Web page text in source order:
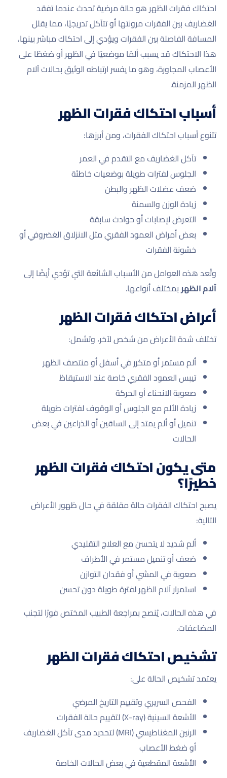
احتكاك فقرات الظهر هو حالة مرضية تحدث عندما تفقد
الغضاريف بين الفقرات مرونتها أو تتآكل تدريجيًا، مما يقلل
المسافة الفاصلة بين الفقرات ويؤدي إلى احتكاك مباشر بينها،
هذا الاحتكاك قد يسبب ألمًا موضعيًا في الظهر أو ضغطًا على
الأعصاب المجاورة، وهو ما يفسر ارتباطه الوثيق بحالات آلام
الظهر المزمنة.
أسباب احتكاك فقرات الظهر
تتنوع أسباب احتكاك الفقرات، ومن أبرزها:
تآكل الغضاريف مع التقدم في العمر
الجلوس لفترات طويلة بوضعيات خاطئة
ضعف عضلات الظهر والبطن
زيادة الوزن والسمنة
التعرض لإصابات أو حوادث سابقة
بعض أمراض العمود الفقري مثل الانزلاق الغضروفي أو
خشونة الفقرات
وتُعد هذه العوامل من الأسباب الشائعة التي تؤدي أيضًا إلى
آلام الظهربمختلف أنواعها.
أعراض احتكاك فقرات الظهر
تختلف شدة الأعراض من شخص لآخر، وتشمل:
ألم مستمر أو متكرر في أسفل أو منتصف الظهر
تيبس العمود الفقري خاصة عند الاستيقاظ
صعوبة الانحناء أو الحركة
زيادة الألم مع الجلوس أو الوقوف لفترات طويلة
تنميل أو ألم يمتد إلى الساقين أو الذراعين في بعض
الحالات
متى يكون احتكاك فقرات الظهر
خطيرًا؟
يصبح احتكاك الفقرات حالة مقلقة في حال ظهور الأعراض
التالية:
ألم شديد لا يتحسن مع العلاج التقليدي
ضعف أو تنميل مستمر في الأطراف
صعوبة في المشي أو فقدان التوازن
استمرار آلام الظهر لفترة طويلة دون تحسن
في هذه الحالات، يُنصح بمراجعة الطبيب المختص فورًا لتجنب
المضاعفات.
تشخيص احتكاك فقرات الظهر
يعتمد تشخيص الحالة على:
الفحص السريري وتقييم التاريخ المرضي
الأشعة السينية (X-ray) لتقييم حالة الفقرات
الرنين المغناطيسي (MRI) لتحديد مدى تآكل الغضاريف
أو ضغط الأعصاب
الأشعة المقطعية في بعض الحالات الخاصة